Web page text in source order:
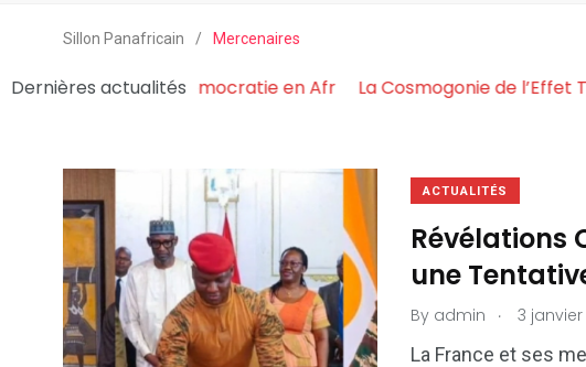
Sillon Panafricain / Mercenaires
Dernières actualités
Pouvoir Fabrique et Asphyxie la Démocratie en Afr La
ACTUALITÉS
Révélations
une
By admin . 3 janvier
La France et ses